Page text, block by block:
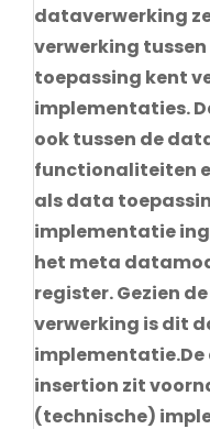
dataverwerking
verwerking
toepassing kent
implementaties.
ook tussen de
functionaliteiten
als data
implementatie
het meta
register. Gezien
verwerking is dit
insertion zit
(technische)